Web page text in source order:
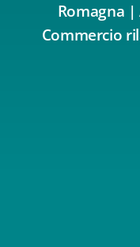
Romagna |
Commercio